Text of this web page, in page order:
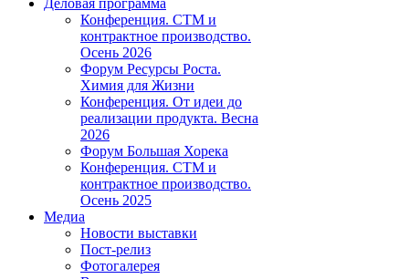
Деловая программа
Конференция. СТМ и
контрактное производство.
Осень 2026
Форум Ресурсы Роста.
Химия для Жизни
Конференция. От идеи до
реализации продукта. Весна
2026
Форум Большая Хорека
Конференция. СТМ и
контрактное производство.
Осень 2025
Медиа
Новости выставки
Пост-релиз
Фотогалерея